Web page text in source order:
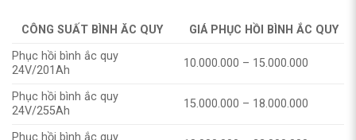
CÔNG SUẤT BÌNH ĂC QUY
GIÁ PHỤC HỒI BÌNH ẮC QUY
Phục hồi bình ắc quy
24V/201Ah
10.000.000 – 15.000.000
Phục hồi bình ắc quy
24V/255Ah
15.000.000 – 18.000.000
Phục hồi bình ắc quy